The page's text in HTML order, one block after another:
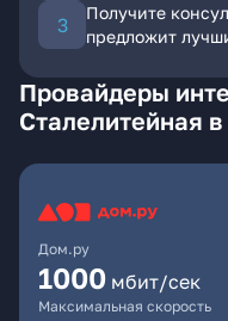
Получите
предложит
Провайдеры
Сталелитейная
Дом.ру
1000 мбит/сек
Максимальная скорость